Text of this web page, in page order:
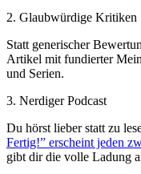
2. Glaubwürdige Kritiken
Statt generischer
Artikel mit fundierter
und Serien.
3. Nerdiger Podcast
Du hörst lieber statt zu
Fertig!” erscheint jeden
gibt dir die volle Ladung